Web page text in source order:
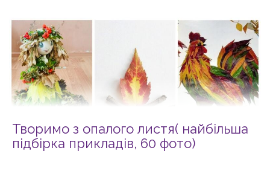
Творимо з опалого листя( найбільша
підбірка прикладів, 60 фото)